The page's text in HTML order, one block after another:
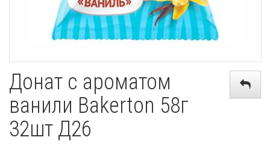
Донат с ароматом
ванили Bakerton 58г
32шт Д26